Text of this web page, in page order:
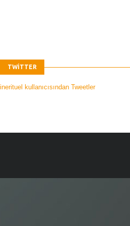
TWITTER
kullanıcısından Tweetler